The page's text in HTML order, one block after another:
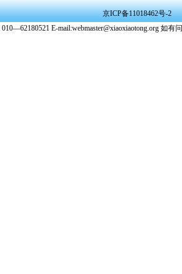
京ICP备11018462号-2
E-mail:webmaster@xiaoxiaotong.org 如